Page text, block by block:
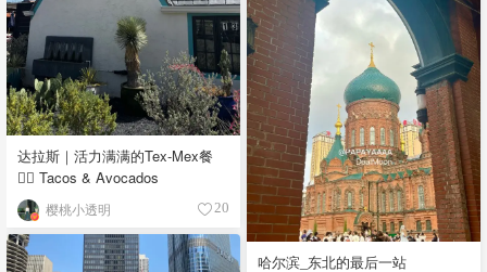
达拉斯｜活力满满的Tex-Mex餐
👉🏼 Tacos & Avocados
樱桃小透明 20
哈尔滨_东北的最后一站